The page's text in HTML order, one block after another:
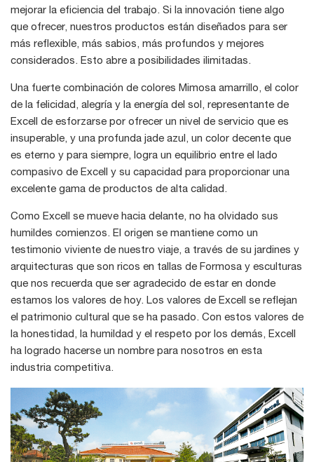
mejorar la eficiencia del trabajo. Si la innovación tiene algo
que ofrecer, nuestros productos están diseñados para ser
más reflexible, más sabios, más profundos y mejores
considerados. Esto abre a posibilidades ilimitadas.
Una fuerte combinación de colores Mimosa amarrillo, el color
de la felicidad, alegría y la energía del sol, representante de
Excell de esforzarse por ofrecer un nivel de servicio que es
insuperable, y una profunda jade azul, un color decente que
es eterno y para siempre, logra un equilibrio entre el lado
compasivo de Excell y su capacidad para proporcionar una
excelente gama de productos de alta calidad.
Como Excell se mueve hacia delante, no ha olvidado sus
humildes comienzos. El origen se mantiene como un
testimonio viviente de nuestro viaje, a través de su jardines y
arquitecturas que son ricos en tallas de Formosa y esculturas
que nos recuerda que ser agradecido de estar en donde
estamos los valores de hoy. Los valores de Excell se reflejan
el patrimonio cultural que se ha pasado. Con estos valores de
la honestidad, la humildad y el respeto por los demás, Excell
ha logrado hacerse un nombre para nosotros en esta
industria competitiva.